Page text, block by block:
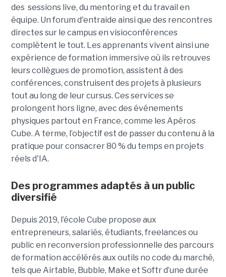
des sessions live, du mentoring et du travail en
équipe. Un forum d'entraide ainsi que des rencontres
directes sur le campus en visioconférences
complètent le tout. Les apprenants vivent ainsi une
expérience de formation immersive où ils retrouves
leurs collègues de promotion, assistent à des
conférences, construisent des projets à plusieurs
tout au long de leur cursus. Ces services se
prolongent hors ligne, avec des événements
physiques partout en France, comme les Apéros
Cube. A terme, l’objectif est de passer du contenu à la
pratique pour consacrer 80 % du temps en projets
réels d'IA.
Des programmes adaptés à un public
diversifié
Depuis 2019, l’école Cube propose aux
entrepreneurs, salariés, étudiants, freelances ou
public en reconversion professionnelle des parcours
de formation accélérés aux outils no code du marché,
tels que Airtable, Bubble, Make et Softr d’une durée